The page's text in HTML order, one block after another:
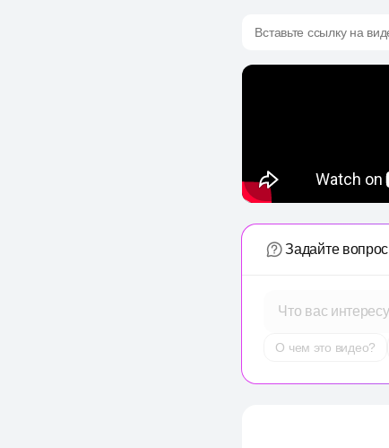
Вставьте ссылку на
Задайте
Что вас
О чем это видео?